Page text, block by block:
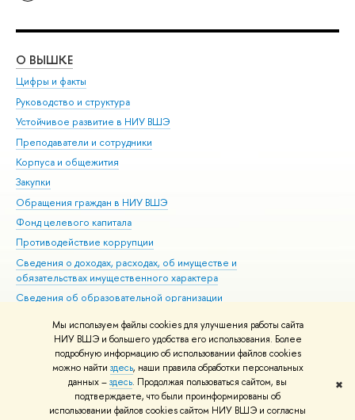
Мы используем файлы cookies для улучшения работы сайта
НИУ ВШЭ и большего удобства его использования. Более
подробную информацию об использовании файлов cookies
можно найти здесь, наши правила обработки персональных
данных –здесь. Продолжая пользоваться сайтом, вы
подтверждаете, что были проинформированы об
использовании файлов cookies сайтом НИУ ВШЭ и согласны
✖
О ВЫШКЕ
Цифры и факты
Руководство и структура
Устойчивое развитие в НИУ ВШЭ
Преподаватели и сотрудники
Корпуса и общежития
Закупки
Обращения граждан в НИУ ВШЭ
Фонд целевого капитала
Противодействие коррупции
Сведения о доходах, расходах, об имуществе и
обязательствах имущественного характера
Сведения об образовательной организации
Людям с ограниченными возможностями здоровья
Единая платежная страница
Работа в Вышке
© НИУ ВШЭ 1993–2026 Адреса и контакты Условия использования